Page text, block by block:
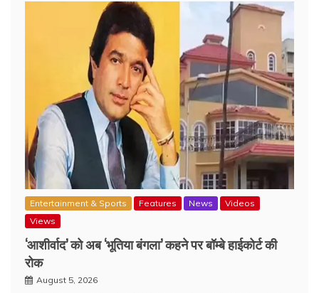
Entertainment & Sports Features News
Videos
Views
‘आशीर्वाद’ को अब ‘भूतिया बंगला’ कहने पर बॉम्बे हाईकोर्ट की
रोक
August 5, 2026